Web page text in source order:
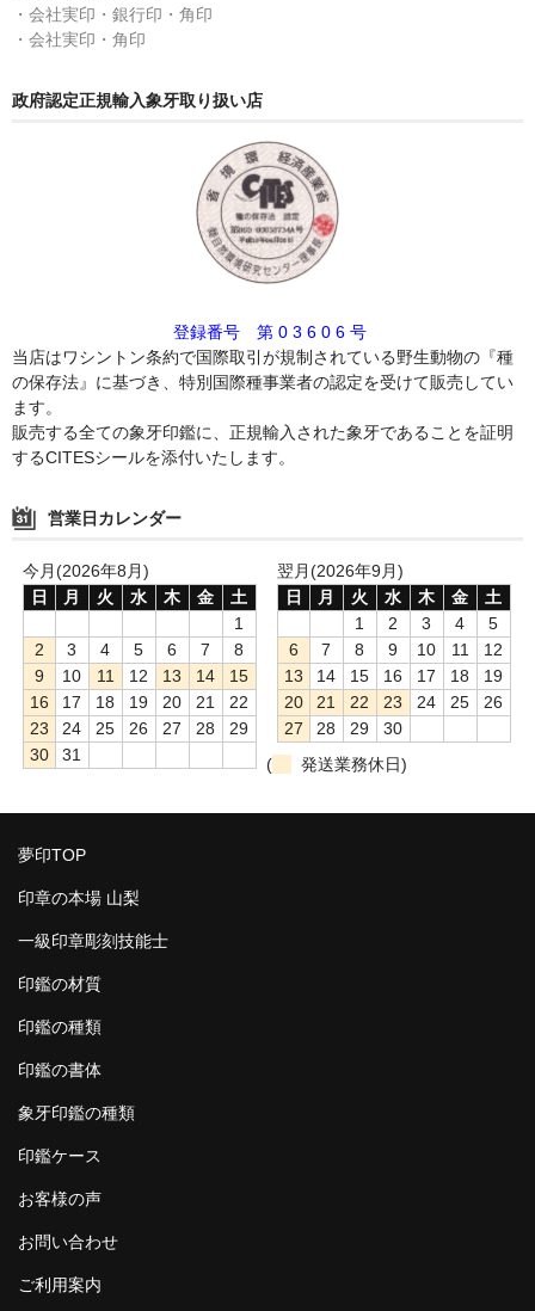
・会社実印・銀行印・角印
・会社実印・角印
政府認定正規輸入象牙取り扱い店
登録番号 第 0 3 6 0 6 号
当店はワシントン条約で国際取引が規制されている野生動物の『種
の保存法』に基づき、特別国際種事業者の認定を受けて販売してい
ます。
販売する全ての象牙印鑑に、正規輸入された象牙であることを証明
するCITESシールを添付いたします。
営業日カレンダー
今月(2026年8月)
日
月 火 水 木 金
土
1
2
3 4 5 6 7
8
9
10 11 12 13 14
15
16
17 18 19 20 21
22
23
24 25 26 27 28
29
30
31
翌月(2026年9月)
日
月 火 水 木 金
土
1
2 3 4
5
6
7 8 9 10 11
12
13
14 15 16 17 18
19
20
21 22 23 24 25
26
27
28 29
30
(
発送業務休日)
夢印TOP
印章の本場 山梨
一級印章彫刻技能士
印鑑の材質
印鑑の種類
印鑑の書体
象牙印鑑の種類
印鑑ケース
お客様の声
お問い合わせ
ご利用案内